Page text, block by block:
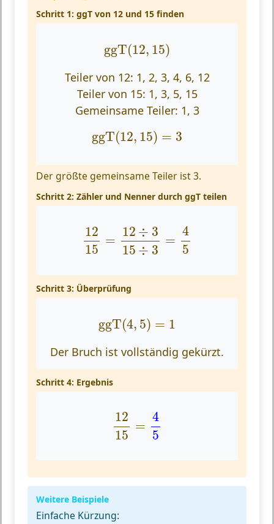
Schritt 1: ggT von 12 und 15 finden
ggT(12, 15)
ggT(12 15)
Teiler von 12: 1, 2, 3, 4, 6, 12
Teiler von 15: 1, 3, 5, 15
Gemeinsame Teiler: 1, 3
ggT(12, 15) = 3
ggT(12 ,15 3
Der größte gemeinsame Teiler ist 3.
Schritt 2: Zähler und Nenner durch ggT teilen
12
15
=
12 ÷ 3
15 ÷ 3
=
4
5
1215 12÷ 3 15 =4
Schritt 3: Überprüfung
ggT(4, 5) = 1
ggT( ,5
Der Bruch ist vollständig gekürzt.
Schritt 4: Ergebnis
12
15
=
4
5
1215 45
Weitere Beispiele
Einfache Kürzung: